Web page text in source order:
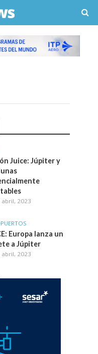
Juice: Júpiter y
abril, 2023
Europa lanza un
a Júpiter
abril, 2023